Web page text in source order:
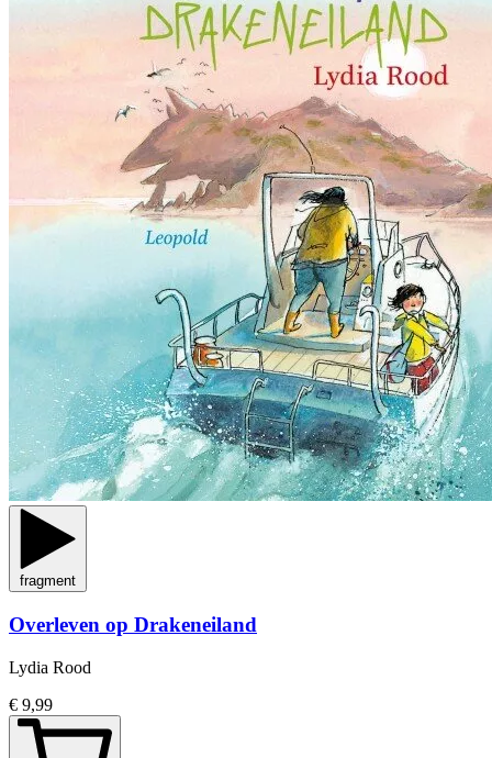
fragment
Overleven op Drakeneiland
Lydia Rood
€ 9,99